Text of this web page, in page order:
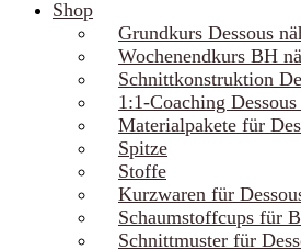
Shop
Grundkurs Dessous
Wochenendkurs BH
Schnittkonstruktion
1:1-Coaching Dessous
Materialpakete für
Spitze
Stoffe
Kurzwaren für
Schaumstoffcups für
Schnittmuster für